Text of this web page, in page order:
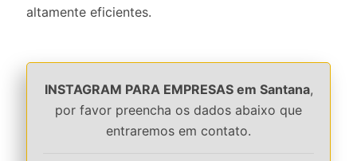
altamente eficientes.
INSTAGRAM PARA EMPRESAS em Santana,
por favor preencha os dados abaixo que
entraremos em contato.